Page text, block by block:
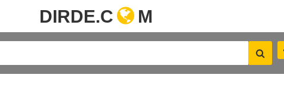
DIRDE.C M